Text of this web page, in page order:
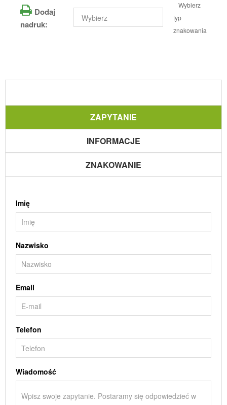
Dodaj
nadruk:
Wybierz
typ
znakowania
ZAPYTANIE
INFORMACJE
ZNAKOWANIE
Imię
Nazwisko
Email
Telefon
Wiadomość